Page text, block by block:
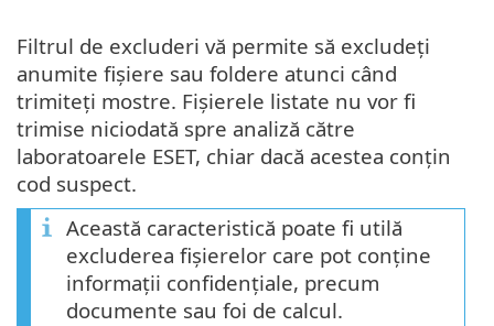
Filtrul de excluderi vă permite să excludeți
anumite fișiere sau foldere atunci când
trimiteți mostre. Fișierele listate nu vor fi
trimise niciodată spre analiză către
laboratoarele ESET, chiar dacă acestea conțin
cod suspect.
Această caracteristică poate fi utilă
excluderea fișierelor care pot conține
informații confidențiale, precum
documente sau foi de calcul.